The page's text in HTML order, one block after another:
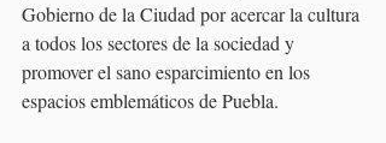
Gobierno de la Ciudad por acercar la cultura
a todos los sectores de la sociedad y
promover el sano esparcimiento en los
espacios emblemáticos de Puebla.